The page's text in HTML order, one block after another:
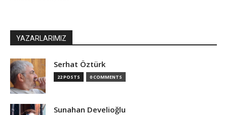
YAZARLARIMIZ
Serhat Öztürk
22 POSTS 0 COMMENTS
Sunahan Develioğlu